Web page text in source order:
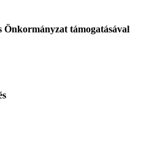
Önkormányzat támogatásával